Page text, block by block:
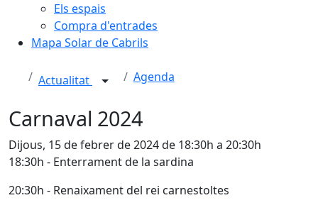
Els espais
Compra d'entrades
Mapa Solar de Cabrils
Actualitat Agenda
Carnaval 2024
Dijous, 15 de febrer de 2024 de 18:30h a 20:30h
18:30h - Enterrament de la sardina
20:30h - Renaixament del rei carnestoltes